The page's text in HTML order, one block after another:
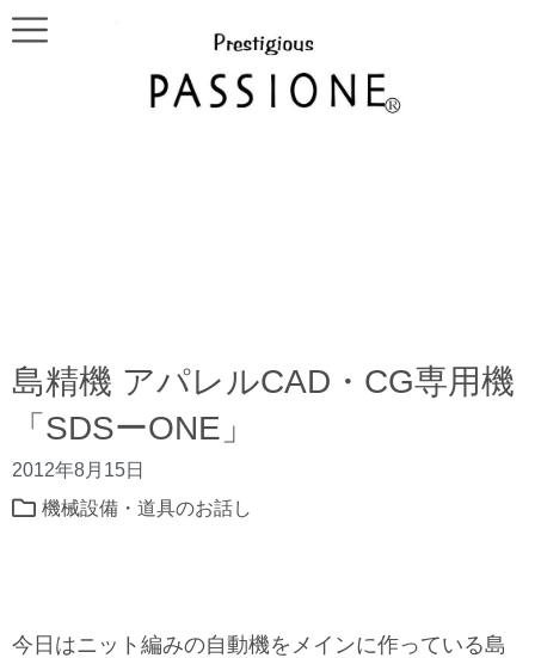
島精機 アパレルCAD・CG専用機
「SDSーONE」
2012年8月15日
機械設備・道具のお話し
今日はニット編みの自動機をメインに作っている島